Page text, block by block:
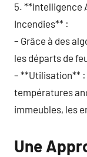
5. **Intelligence
Incendies** :
– Grâce à des
les départs de
– **Utilisation**
températures
immeubles, les
Une